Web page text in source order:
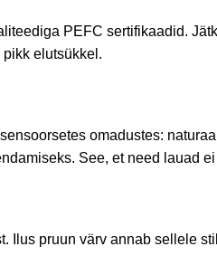
PEFC sertifikaadid.
elutsükkel.
omadustes:
See, et need lauad
Ilus pruun värv annab sellele